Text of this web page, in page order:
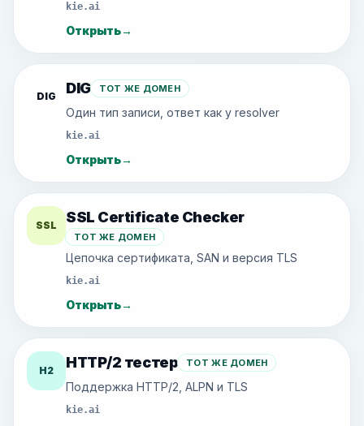
kie.ai
Открыть→
DIG DIG ТОТ ЖЕ ДОМЕН
Один тип записи, ответ как у resolver
kie.ai
Открыть→
SSL SSL Certificate Checker
ТОТ ЖЕ ДОМЕН
Цепочка сертификата, SAN и версия TLS
kie.ai
Открыть→
H2 HTTP/2 тестер ТОТ ЖЕ ДОМЕН
Поддержка HTTP/2, ALPN и TLS
kie.ai